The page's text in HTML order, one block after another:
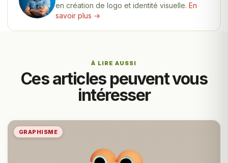
en création de logo et identité visuelle. En
savoir plus →
À LIRE AUSSI
Ces articles peuvent vous
intéresser
GRAPHISME